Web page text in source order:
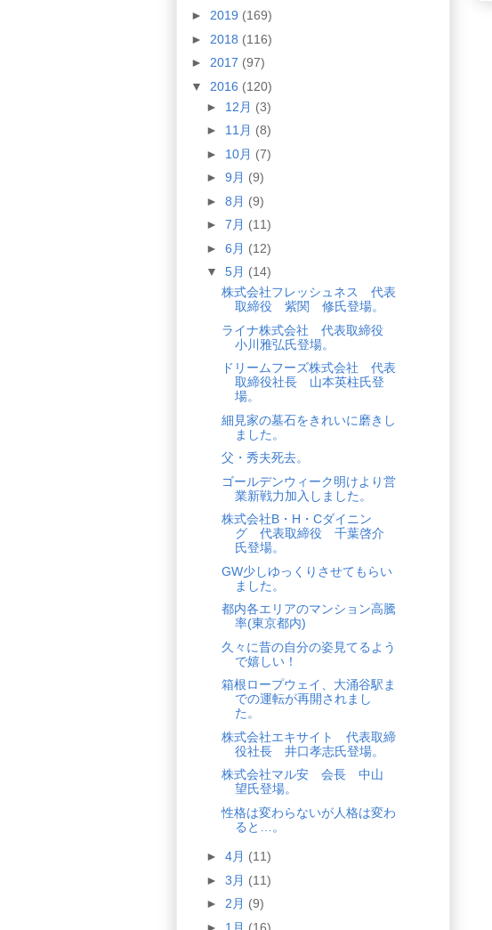
► 2019 (169)
► 2018 (116)
► 2017 (97)
▼ 2016 (120)
► 12月 (3)
► 11月 (8)
► 10月 (7)
► 9月 (9)
► 8月 (9)
► 7月 (11)
► 6月 (12)
▼ 5月 (14)
株式会社フレッシュネス 代表
取締役 紫関 修氏登場。
ライナ株式会社 代表取締役
小川雅弘氏登場。
ドリームフーズ株式会社 代表
取締役社長 山本英柱氏登
場。
細見家の墓石をきれいに磨きし
ました。
父・秀夫死去。
ゴールデンウィーク明けより営
業新戦力加入しました。
株式会社B・H・Cダイニン
グ 代表取締役 千葉啓介
氏登場。
GW少しゆっくりさせてもらい
ました。
都内各エリアのマンション高騰
率(東京都内)
久々に昔の自分の姿見てるよう
で嬉しい！
箱根ロープウェイ、大涌谷駅ま
での運転が再開されまし
た。
株式会社エキサイト 代表取締
役社長 井口孝志氏登場。
株式会社マル安 会長 中山
望氏登場。
性格は変わらないが人格は変わ
ると…。
► 4月 (11)
► 3月 (11)
► 2月 (9)
► 1月 (16)